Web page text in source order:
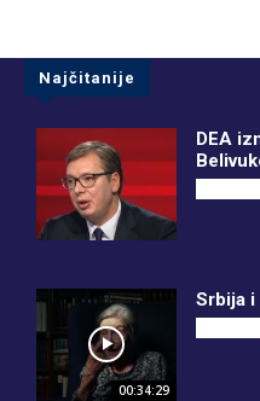
Najčitanije
DEA
00:34:29
Srbija i